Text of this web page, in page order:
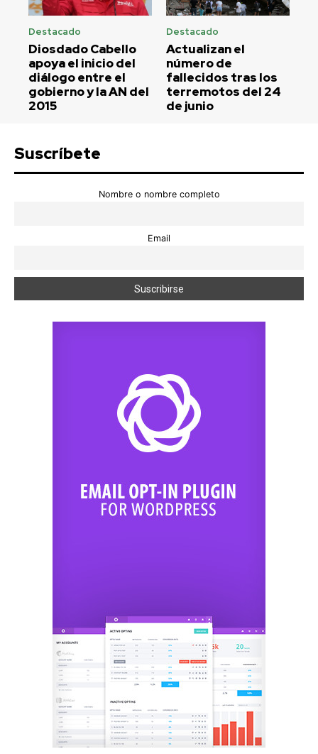
Destacado
Diosdado Cabello
apoya el inicio del
diálogo entre el
gobierno y la AN del
2015
Destacado
Actualizan el
número de
fallecidos tras los
terremotos del 24
de junio
Suscríbete
Nombre o nombre completo
Email